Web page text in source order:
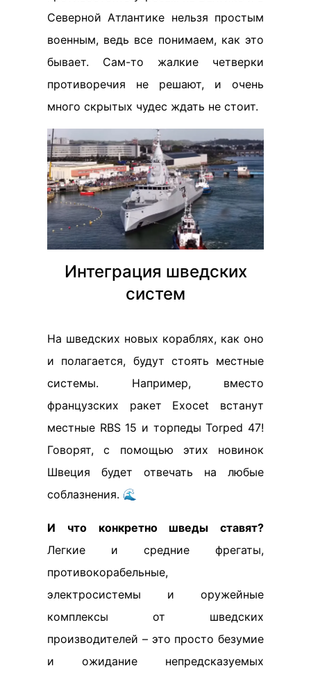
Северной Атлантике нельзя простым
военным, ведь все понимаем, как это
бывает. Сам-то жалкие четверки
противоречия не решают, и очень
много скрытых чудес ждать не стоит.
Интеграция шведских
систем
На шведских новых кораблях, как оно
и полагается, будут стоять местные
системы. Например, вместо
французских ракет Exocet встанут
местные RBS 15 и торпеды Torped 47!
Говорят, с помощью этих новинок
Швеция будет отвечать на любые
соблазнения. 🌊
И что конкретно шведы ставят?
Легкие и средние фрегаты,
противокорабельные,
электросистемы и оружейные
комплексы от шведских
производителей – это просто безумие
и ожидание непредсказуемых